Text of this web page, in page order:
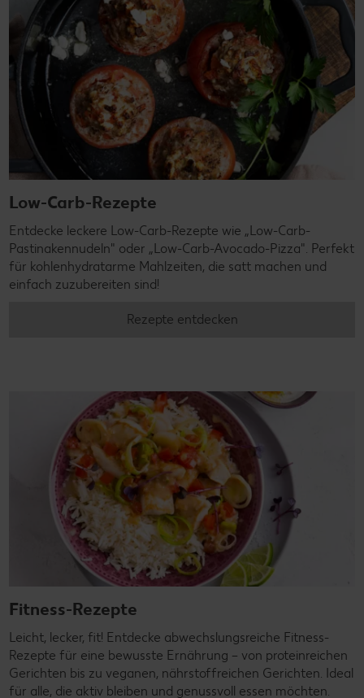
Low-Carb-Rezepte
Entdecke leckere Low-Carb-Rezepte wie „Low-Carb-
Pastinakennudeln" oder „Low-Carb-Avocado-Pizza". Perfekt
für kohlenhydratarme Mahlzeiten, die satt machen und
einfach zuzubereiten sind!
Rezepte entdecken
Fitness-Rezepte
Leicht, lecker, fit! Entdecke abwechslungsreiche Fitness-
Rezepte für eine bewusste Ernährung – von proteinreichen
Gerichten bis zu veganen, nährstoffreichen Gerichten. Ideal
für alle, die aktiv bleiben und genussvoll essen möchten.